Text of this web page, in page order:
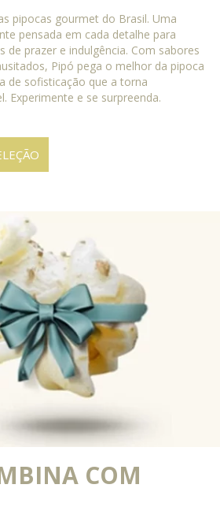
pipocas gourmet do Brasil. Uma
pensada em cada detalhe para
prazer e indulgência. Com sabores
Pipó pega o melhor da pipoca
de sofisticação que a torna
Experimente e se surpreenda.
COM